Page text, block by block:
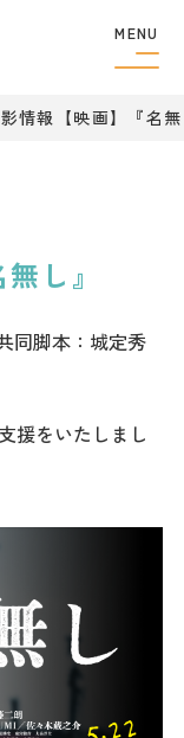
MENU
情報【映画】『名
し』
同脚本：城定秀
援をいたしまし
ムコミッショ
巡り
子
光スポット
イベント